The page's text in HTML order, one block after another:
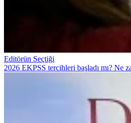
Editörün Seçtiği
2026 EKPSS tercihleri başladı mı? Ne